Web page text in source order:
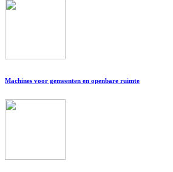
Machines voor gemeenten en openbare ruimte